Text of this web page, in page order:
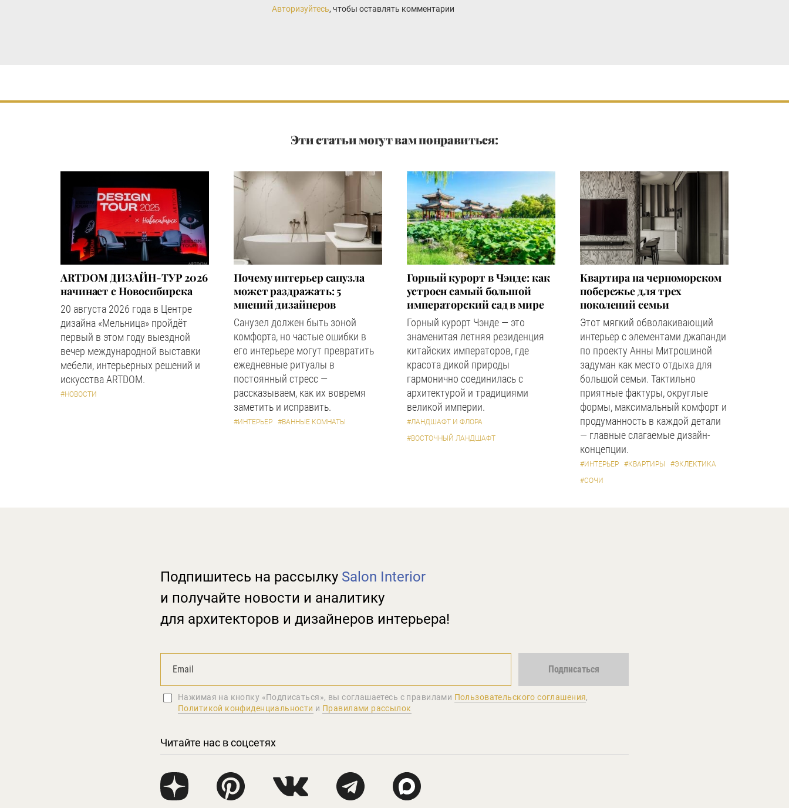
Авторизуйтесь, чтобы оставлять комментарии
Эти статьи могут вам понравиться:
ARTDOM ДИЗАЙН-ТУР 2026
начинает с Новосибирска
20 августа 2026 года в Центре
дизайна «Мельница» пройдёт
первый в этом году выездной
вечер международной выставки
мебели, интерьерных решений и
искусства ARTDOM.
#НОВОСТИ
Почему интерьер санузла
может раздражать: 5
мнений дизайнеров
Санузел должен быть зоной
комфорта, но частые ошибки в
его интерьере могут превратить
ежедневные ритуалы в
постоянный стресс —
рассказываем, как их вовремя
заметить и исправить.
#ИНТЕРЬЕР #ВАННЫЕ КОМНАТЫ
Горный курорт в Чэнде: как
устроен самый большой
императорский сад в мире
Горный курорт Чэнде — это
знаменитая летняя резиденция
китайских императоров, где
красота дикой природы
гармонично соединилась с
архитектурой и традициями
великой империи.
#ЛАНДШАФТ И ФЛОРА
#ВОСТОЧНЫЙ ЛАНДШАФТ
Квартира на черноморском
побережье для трех
поколений семьи
Этот мягкий обволакивающий
интерьер с элементами джапанди
по проекту Анны Митрошиной
задуман как место отдыха для
большой семьи. Тактильно
приятные фактуры, округлые
формы, максимальный комфорт и
продуманность в каждой детали
— главные слагаемые дизайн-
концепции.
#ИНТЕРЬЕР #КВАРТИРЫ
#ЭКЛЕКТИКА
#СОЧИ
Подпишитесь на рассылку Salon Interior
и получайте новости и аналитику
для архитекторов и дизайнеров интерьера!
Подписаться
Нажимая на кнопку «Подписаться», вы соглашаетеcь с правилами Пользовательского соглашения,
Политикой конфиденциальности и Правилами рассылок
Читайте нас в соцсетях